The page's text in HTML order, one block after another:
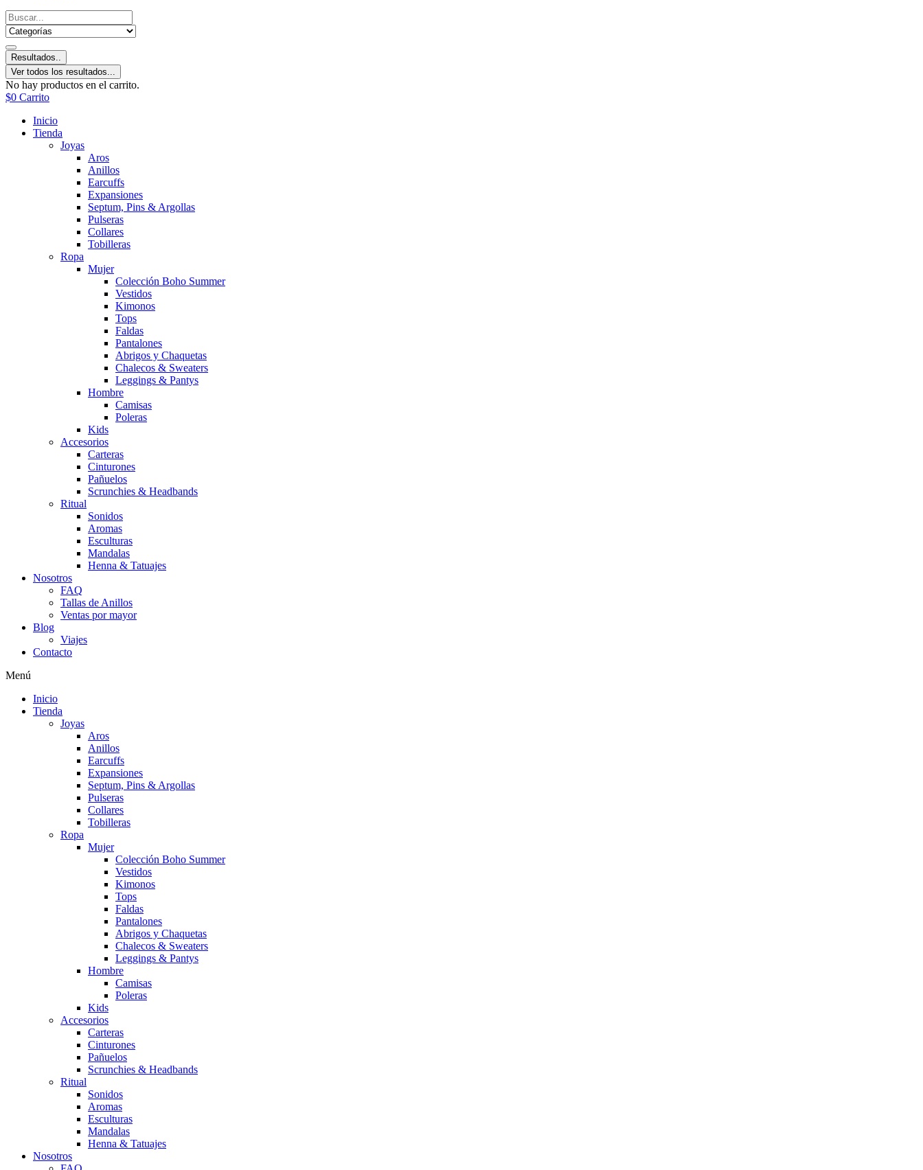
Resultados..
Ver todos los resultados...
No hay productos en el carrito.
$0 Carrito
Inicio
Tienda
Joyas
Aros
Anillos
Earcuffs
Expansiones
Septum, Pins & Argollas
Pulseras
Collares
Tobilleras
Ropa
Mujer
Colección Boho Summer
Vestidos
Kimonos
Tops
Faldas
Pantalones
Abrigos y Chaquetas
Chalecos & Sweaters
Leggings & Pantys
Hombre
Camisas
Poleras
Kids
Accesorios
Carteras
Cinturones
Pañuelos
Scrunchies & Headbands
Ritual
Sonidos
Aromas
Esculturas
Mandalas
Henna & Tatuajes
Nosotros
FAQ
Tallas de Anillos
Ventas por mayor
Blog
Viajes
Contacto
Menú
Inicio
Tienda
Joyas
Aros
Anillos
Earcuffs
Expansiones
Septum, Pins & Argollas
Pulseras
Collares
Tobilleras
Ropa
Mujer
Colección Boho Summer
Vestidos
Kimonos
Tops
Faldas
Pantalones
Abrigos y Chaquetas
Chalecos & Sweaters
Leggings & Pantys
Hombre
Camisas
Poleras
Kids
Accesorios
Carteras
Cinturones
Pañuelos
Scrunchies & Headbands
Ritual
Sonidos
Aromas
Esculturas
Mandalas
Henna & Tatuajes
Nosotros